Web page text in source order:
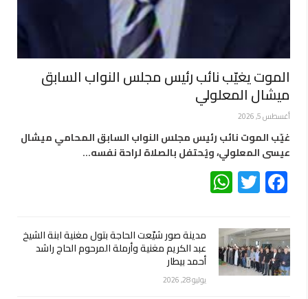
الموت يغيّب نائب رئيس مجلس النواب السابق
ميشال المعلولي
أغسطس 5, 2026
غيّب الموت نائب رئيس مجلس النواب السابق المحامي ميشال
عيسى المعلولي، ويُحتفل بالصلاة لراحة نفسه…
Facebook
Twitter
مدينة صور شيّعت الحاجة بتول مغنية ابنة الشيخ
عبد الكريم مغنية وأرملة المرحوم الحاج راشد
أحمد بيطار
يوليو 28, 2026